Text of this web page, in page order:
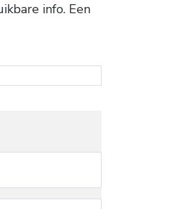
info. Een